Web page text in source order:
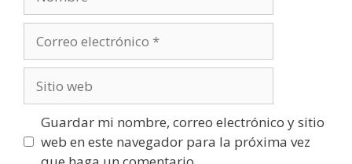
electrónico
web
Guardar mi nombre, correo electrónico y sitio
web en este navegador para la próxima vez